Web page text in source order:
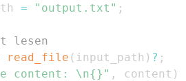
= "output.txt" ;
lesen
read_file ( input_path ) ? ;
content: \n{}" , content )